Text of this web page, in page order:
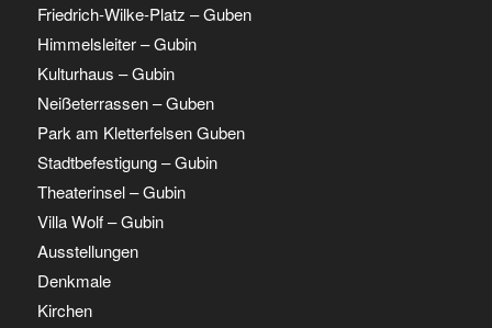
Friedrich-Wilke-Platz – Guben
Himmelsleiter – Gubin
Kulturhaus – Gubin
Neißeterrassen – Guben
Park am Kletterfelsen Guben
Stadtbefestigung – Gubin
Theaterinsel – Gubin
Villa Wolf – Gubin
Ausstellungen
Denkmale
Kirchen